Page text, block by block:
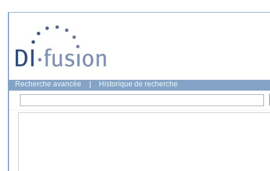
Recherche avancée Historique de recherche